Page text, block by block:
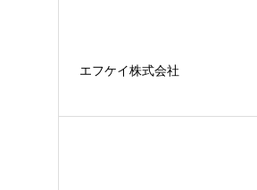
エフケイ株式会社